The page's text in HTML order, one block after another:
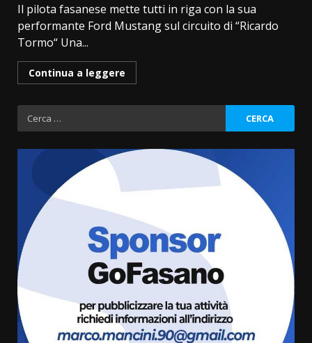
Il pilota fasanese mette tutti in riga con la sua
performante Ford Mustang sul circuito di “Ricardo
Tormo“ Una...
Continua a leggere
Ricerca
per:
La Banda Città di Fasano apre
ufficialmente la Festa di
8 Agosto 2026 11:00